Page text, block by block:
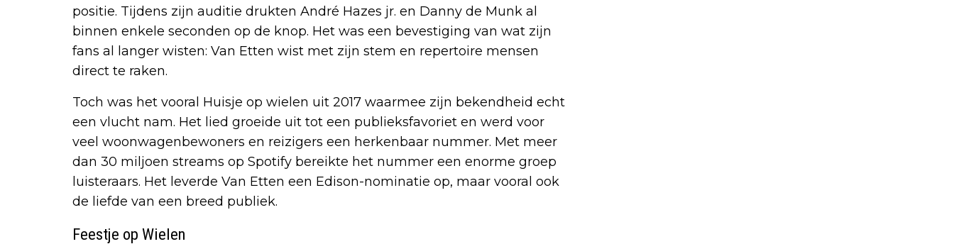
positie. Tijdens zijn auditie drukten André Hazes jr. en Danny de Munk al
binnen enkele seconden op de knop. Het was een bevestiging van wat zijn
fans al langer wisten: Van Etten wist met zijn stem en repertoire mensen
direct te raken.
Toch was het vooral Huisje op wielen uit 2017 waarmee zijn bekendheid echt
een vlucht nam. Het lied groeide uit tot een publieksfavoriet en werd voor
veel woonwagenbewoners en reizigers een herkenbaar nummer. Met meer
dan 30 miljoen streams op Spotify bereikte het nummer een enorme groep
luisteraars. Het leverde Van Etten een Edison-nominatie op, maar vooral ook
de liefde van een breed publiek.
Feestje op Wielen